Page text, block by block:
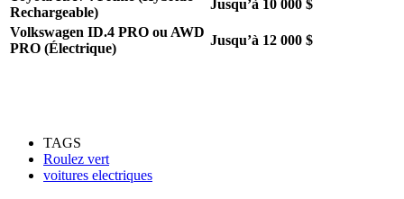
Rechargeable)
Jusqu’à 10 000 $
Volkswagen ID.4 PRO ou AWD
PRO (Électrique)
Jusqu’à 12 000 $
TAGS
Roulez vert
voitures electriques